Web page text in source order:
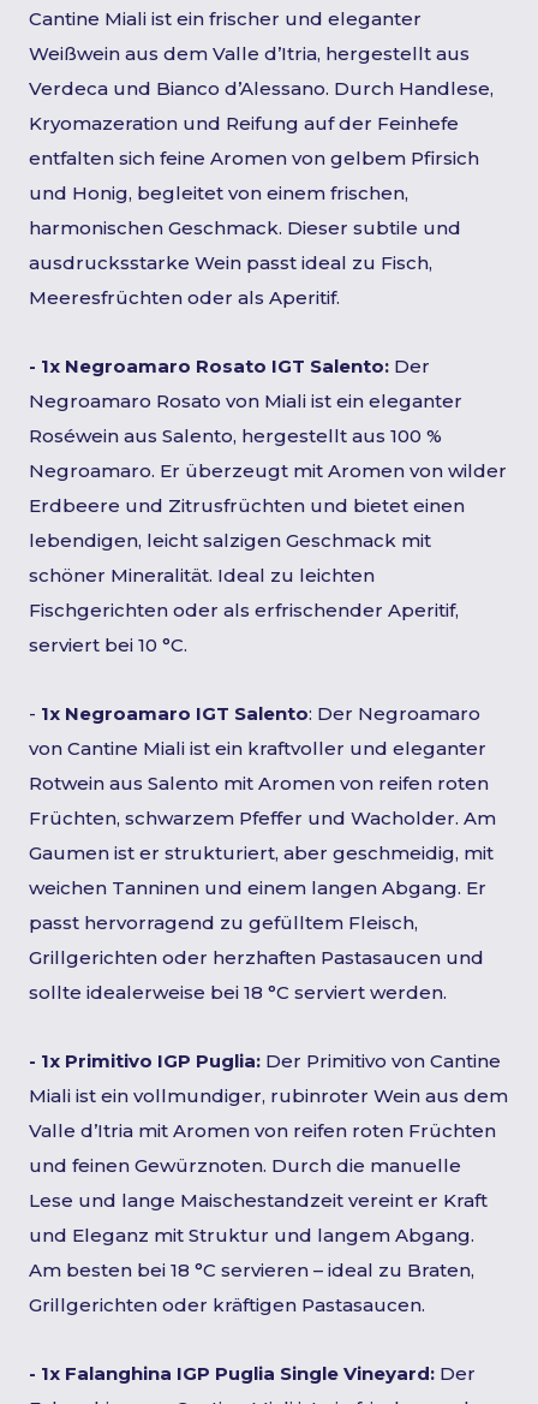
Cantine Miali ist ein frischer und eleganter
Weißwein aus dem Valle d’Itria, hergestellt aus
Verdeca und Bianco d’Alessano. Durch Handlese,
Kryomazeration und Reifung auf der Feinhefe
entfalten sich feine Aromen von gelbem Pfirsich
und Honig, begleitet von einem frischen,
harmonischen Geschmack. Dieser subtile und
ausdrucksstarke Wein passt ideal zu Fisch,
Meeresfrüchten oder als Aperitif.
- 1x Negroamaro Rosato IGT Salento: Der
Negroamaro Rosato von Miali ist ein eleganter
Roséwein aus Salento, hergestellt aus 100 %
Negroamaro. Er überzeugt mit Aromen von wilder
Erdbeere und Zitrusfrüchten und bietet einen
lebendigen, leicht salzigen Geschmack mit
schöner Mineralität. Ideal zu leichten
Fischgerichten oder als erfrischender Aperitif,
serviert bei 10 °C.
- 1x Negroamaro IGT Salento: Der Negroamaro
von Cantine Miali ist ein kraftvoller und eleganter
Rotwein aus Salento mit Aromen von reifen roten
Früchten, schwarzem Pfeffer und Wacholder. Am
Gaumen ist er strukturiert, aber geschmeidig, mit
weichen Tanninen und einem langen Abgang. Er
passt hervorragend zu gefülltem Fleisch,
Grillgerichten oder herzhaften Pastasaucen und
sollte idealerweise bei 18 °C serviert werden.
- 1x Primitivo IGP Puglia: Der Primitivo von Cantine
Miali ist ein vollmundiger, rubinroter Wein aus dem
Valle d’Itria mit Aromen von reifen roten Früchten
und feinen Gewürznoten. Durch die manuelle
Lese und lange Maischestandzeit vereint er Kraft
und Eleganz mit Struktur und langem Abgang.
Am besten bei 18 °C servieren – ideal zu Braten,
Grillgerichten oder kräftigen Pastasaucen.
- 1x Falanghina IGP Puglia Single Vineyard: Der